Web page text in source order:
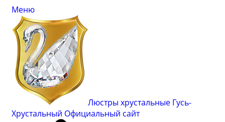
Меню
Люстры хрустальные Гусь-
Хрустальный Официальный сайт